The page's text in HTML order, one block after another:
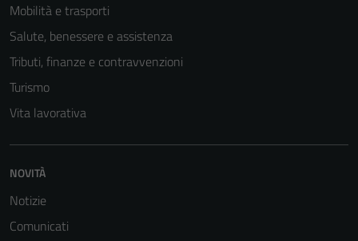
Mobilità e trasporti
Salute, benessere e assistenza
Tributi, finanze e contravvenzioni
Turismo
Vita lavorativa
NOVITÀ
Notizie
Comunicati